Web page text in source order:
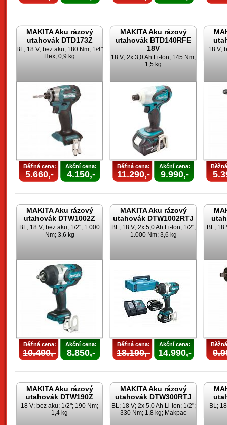
MAKITA Aku rázový
utahovák DTD173Z
BL; 18 V; bez aku; 180 Nm; 1/4"
Hex; 0,9 kg
Běžná cena:
5.660,-
Akční cena:
4.150,-
MAKITA Aku rázový
utahovák BTD140RFE
18V
18 V; 2x 3,0 Ah Li-Ion; 145 Nm;
1,5 kg
Běžná cena:
11.290,-
Akční cena:
9.990,-
18 V;
MAKITA Aku rázový
utahovák DTW1002Z
BL; 18 V; bez aku; 1/2"; 1.000
Nm; 3,6 kg
Běžná cena:
10.490,-
Akční cena:
8.850,-
MAKITA Aku rázový
utahovák DTW1002RTJ
BL; 18 V; 2x 5,0 Ah Li-Ion; 1/2";
1.000 Nm; 3,6 kg
Běžná cena:
18.190,-
Akční cena:
14.990,-
BL; 18
MAKITA Aku rázový
utahovák DTW190Z
18 V; bez aku; 1/2"; 190 Nm;
1,4 kg
MAKITA Aku rázový
utahovák DTW300RTJ
BL; 18 V; 2x 5,0 Ah Li-Ion; 1/2";
330 Nm; 1,8 kg; Makpac
BL;